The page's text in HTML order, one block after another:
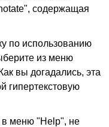
содержащая
по использованию
из меню
вы догадались, эта
гипертекстовую
в меню "Help", не